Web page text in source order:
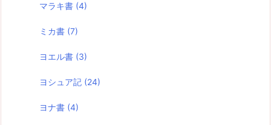
マラキ書 (4)
ミカ書 (7)
ヨエル書 (3)
ヨシュア記 (24)
ヨナ書 (4)